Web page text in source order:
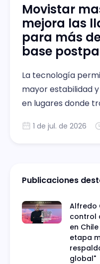
Movistar
mejora las
para más
base
La tecnología
mayor estabilidad
en lugares donde
1 de jul. de 2026
Publicaciones
Alfredo
control
en
etapa
global"